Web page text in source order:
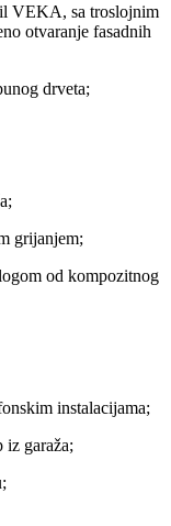
VEKA, sa troslojnim
otvaranje fasadnih
drveta;
grijanjem;
od kompozitnog
instalacijama;
garaža;